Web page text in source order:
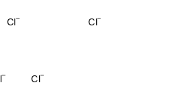
Cl Cl
Cl